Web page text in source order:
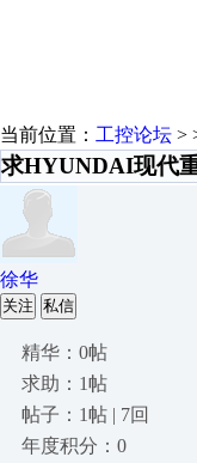
当前位置： 工控论坛 >
求HYUNDAI现代
徐华
关注 私信
精华：0帖
求助：1帖
帖子：1帖 | 7回
年度积分：0